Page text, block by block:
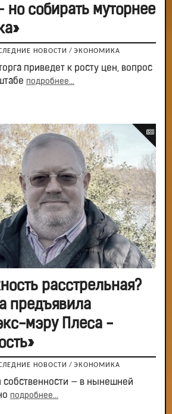
но собирать муторнее
НОВОСТИ / ЭКОНОМИКА
приведет к росту цен, вопрос
подробнее...
расстрельная?
предъявила
мэру Плеса -
НОВОСТИ / ЭКОНОМИКА
собственности — в нынешней
подробнее...